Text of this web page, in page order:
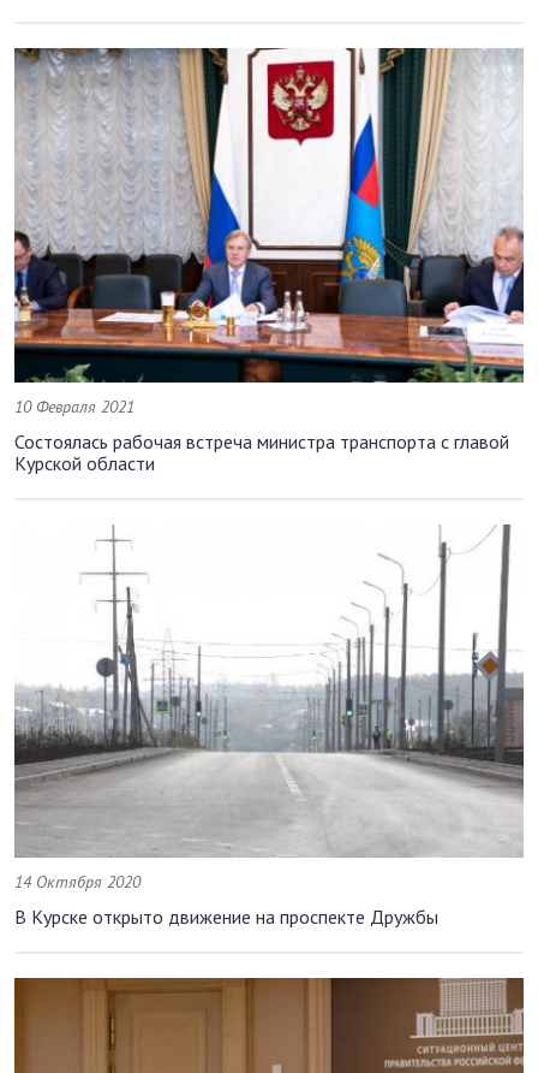
10 Февраля 2021
Состоялась рабочая встреча министра транспорта с главой
Курской области
14 Октября 2020
В Курске открыто движение на проспекте Дружбы